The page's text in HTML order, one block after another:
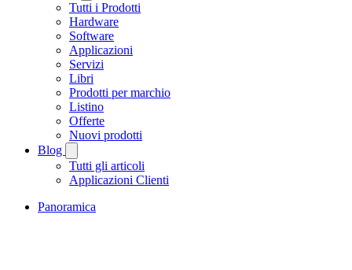
Tutti i Prodotti
Hardware
Software
Applicazioni
Servizi
Libri
Prodotti per marchio
Listino
Offerte
Nuovi prodotti
Blog
Tutti gli articoli
Applicazioni Clienti
Panoramica